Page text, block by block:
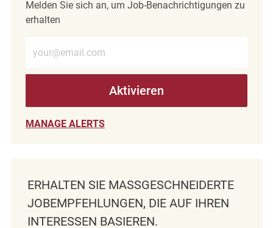
Melden Sie sich an, um Job-Benachrichtigungen zu
erhalten
Aktivieren
MANAGE ALERTS
ERHALTEN SIE MASSGESCHNEIDERTE J
OBEMPFEHLUNGEN, DIE AUF IHREN I
NTERESSEN BASIEREN.